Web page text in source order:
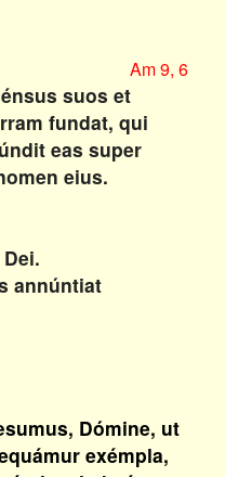
Am 9, 6
suos et
fundat, qui
eas super
eius.
annúntiat
Dómine, ut
exémpla,